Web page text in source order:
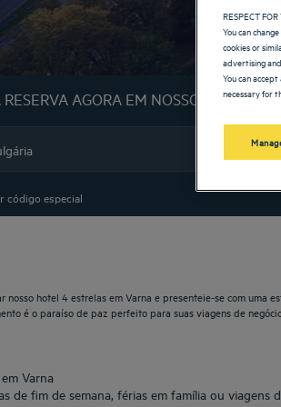
RESERVA AGORA EM NOSSOS HOTÉIS
código especial
nosso hotel 4 estrelas em Varna e presenteie-se com uma
é o paraíso de paz perfeito para suas viagens de
Varna
de fim de semana, férias em família ou
RESPECT
You can
cookies or
advertising
You can
necessary for